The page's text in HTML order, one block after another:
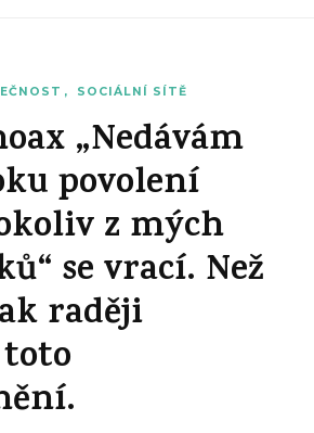
SOCIÁLNÍ SÍTĚ
„Nedávám
povolení
z mých
se vrací. Než
raději